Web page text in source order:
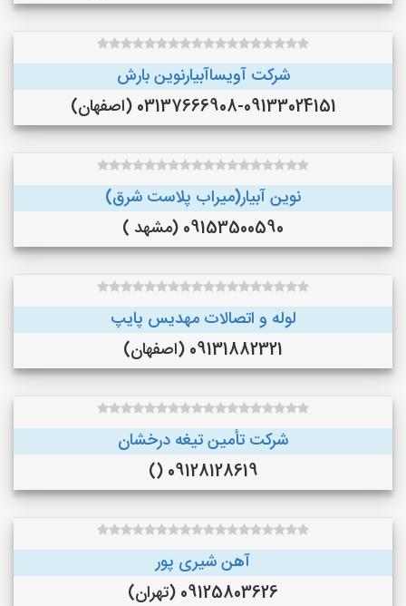
شرکت آویساآبیارنوین بارش
03137666908-09133024151 (اصفهان)
نوین آبیار(میراب پلاست شرق)
09153500590 (مشهد )
لوله و اتصالات مهدیس پایپ
09131882321 (اصفهان)
شرکت تأمین تیغه درخشان
09128128619 ()
آهن شیری پور
09125803626 (تهران)